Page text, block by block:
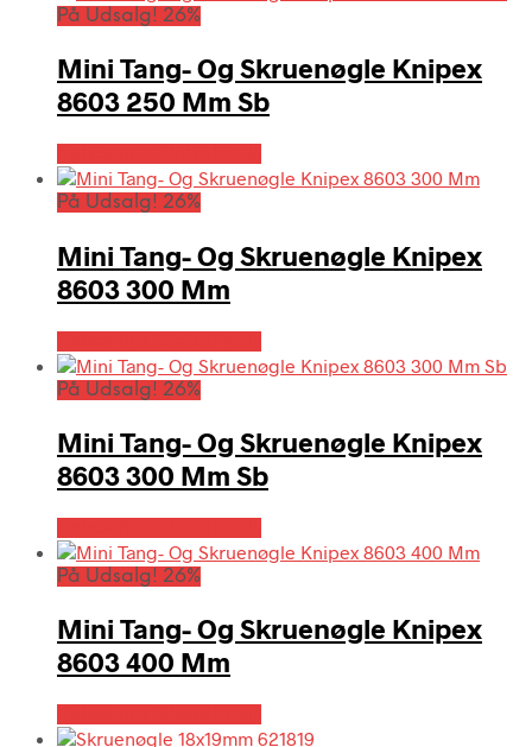
På Udsalg! 26%
Mini Tang- Og Skruenøgle Knipex
8603 250 Mm Sb
På Udsalg! 26%
Mini Tang- Og Skruenøgle Knipex
8603 300 Mm
På Udsalg! 26%
Mini Tang- Og Skruenøgle Knipex
8603 300 Mm Sb
På Udsalg! 26%
Mini Tang- Og Skruenøgle Knipex
8603 400 Mm